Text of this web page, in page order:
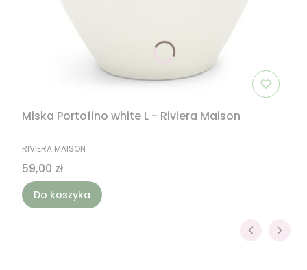
Miska Portofino white L - Riviera Maison
PRODUCENT
RIVIERA MAISON
Cena
59,00 zł
Do koszyka